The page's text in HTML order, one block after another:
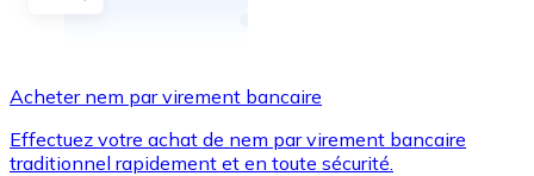
Utilisez les cartes Visa et Mastercard pour acheter
Acheter nem par virement bancaire
Effectuez votre achat de nem par virement bancaire
traditionnel rapidement et en toute sécurité.